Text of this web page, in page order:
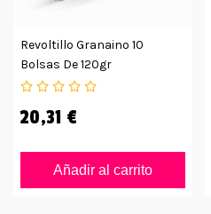
Revoltillo Granaino 10
Bolsas De 120gr
20,31 €
Añadir al carrito